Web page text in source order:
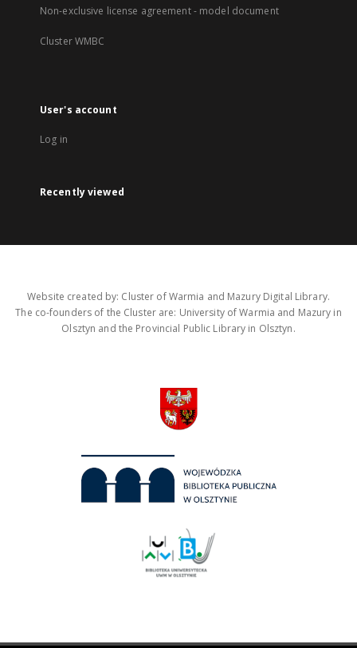
Non-exclusive license agreement - model document
Cluster WMBC
User's account
Log in
Recently viewed
Website created by: Cluster of Warmia and Mazury Digital Library.
The co-founders of the Cluster are: University of Warmia and Mazury in
Olsztyn and the Provincial Public Library in Olsztyn.